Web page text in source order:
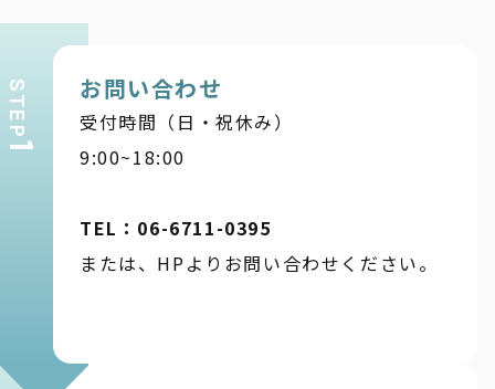
STEP
1
お問い合わせ
受付時間（日・祝休み）
9:00~18:00
TEL：06-6711-0395
または、HPよりお問い合わせください。